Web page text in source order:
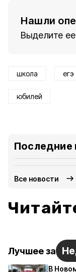
Нашли
Выделите
школа егэ
юбилей
Последние
Все новости
Лучшее за
В